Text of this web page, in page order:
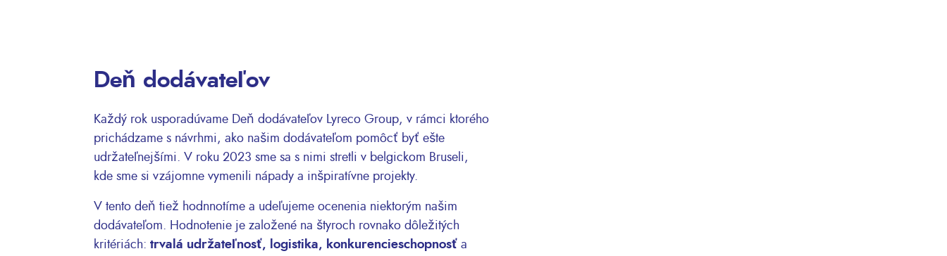
Deň dodávateľov
Každý rok usporadúvame Deň dodávateľov Lyreco Group, v rámci ktorého
prichádzame s návrhmi, ako našim dodávateľom pomôcť byť ešte
udržateľnejšími. V roku 2023 sme sa s nimi stretli v belgickom Bruseli,
kde sme si vzájomne vymenili nápady a inšpiratívne projekty.
V tento deň tiež hodnnotíme a udeľujeme ocenenia niektorým našim
dodávateľom. Hodnotenie je založené na štyroch rovnako dôležitých
kritériách: trvalá udržateľnosť, logistika, konkurencieschopnosť a